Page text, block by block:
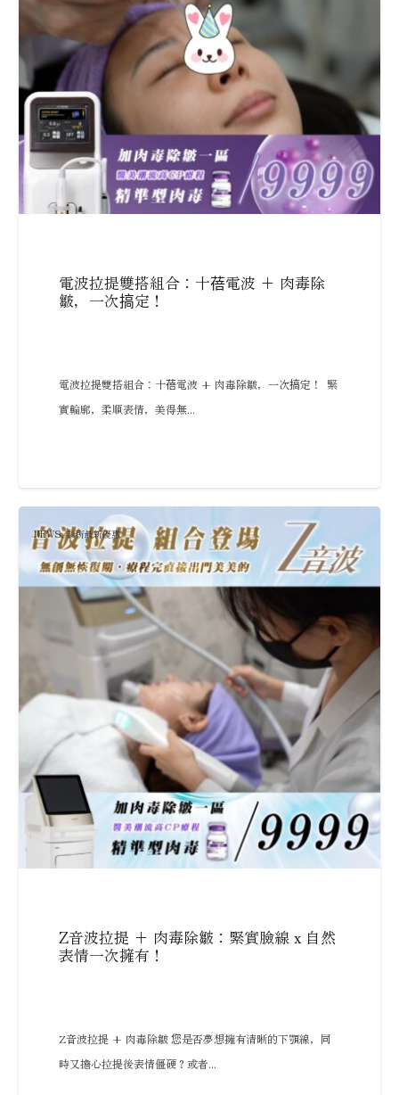
電波拉提雙搭組合：十蓓電波 + 肉毒除
皺，一次搞定！
電波拉提雙搭組合：十蓓電波 + 肉毒除皺，一次搞定！ 緊
實輪廓，柔順表情，美得無...
NEWS,診所最新優惠
Z音波拉提 + 肉毒除皺：緊實臉線 x 自然
表情一次擁有！
Z音波拉提 + 肉毒除皺 您是否夢想擁有清晰的下顎線，同
時又擔心拉提後表情僵硬？或者...